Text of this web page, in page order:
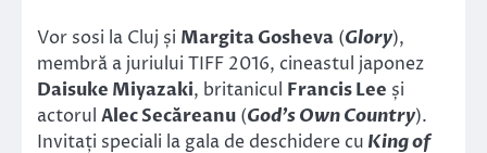
Vor sosi la Cluj și Margita Gosheva (Glory),
membră a juriului TIFF 2016, cineastul japonez
Daisuke Miyazaki, britanicul Francis Lee și
actorul Alec Secăreanu (God’s Own Country).
Invitați speciali la gala de deschidere cu King of